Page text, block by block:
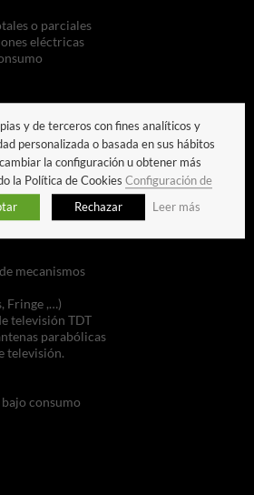
o parciales
eléctricas
mecanismos
Fringe ,…)
televisión TDT
parabólicas
televisión.
consumo
y de terceros con fines analíticos y
personalizada o basada en sus hábitos
la configuración u obtener más
la Política de Cookies Configuración de
Rechazar Leer más